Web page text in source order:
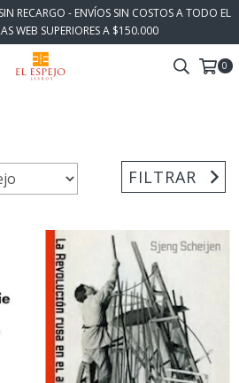
RECARGO - ENVÍOS SIN COSTOS A TODO EL
WEB SUPERIORES A $150.000
0
FILTRAR